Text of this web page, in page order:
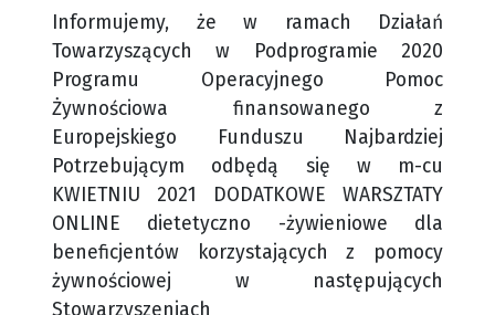
Informujemy, że w ramach Działań
Towarzyszących w Podprogramie 2020
Programu Operacyjnego Pomoc
Żywnościowa finansowanego z
Europejskiego Funduszu Najbardziej
Potrzebującym odbędą się w m-cu
KWIETNIU 2021 DODATKOWE WARSZTATY
ONLINE dietetyczno -żywieniowe dla
beneficjentów korzystających z pomocy
żywnościowej w następujących
Stowarzyszeniach